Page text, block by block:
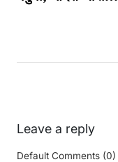
Leave a reply
Default Comments (0)